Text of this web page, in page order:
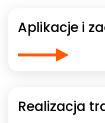
Aplikacje i
Realizacja